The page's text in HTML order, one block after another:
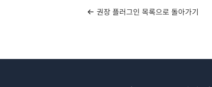
권장 플러그인 목록으로 돌아가기